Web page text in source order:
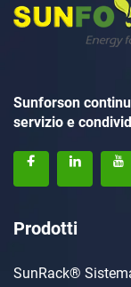
Sunforson
servizio e
Prodotti
SunRack®